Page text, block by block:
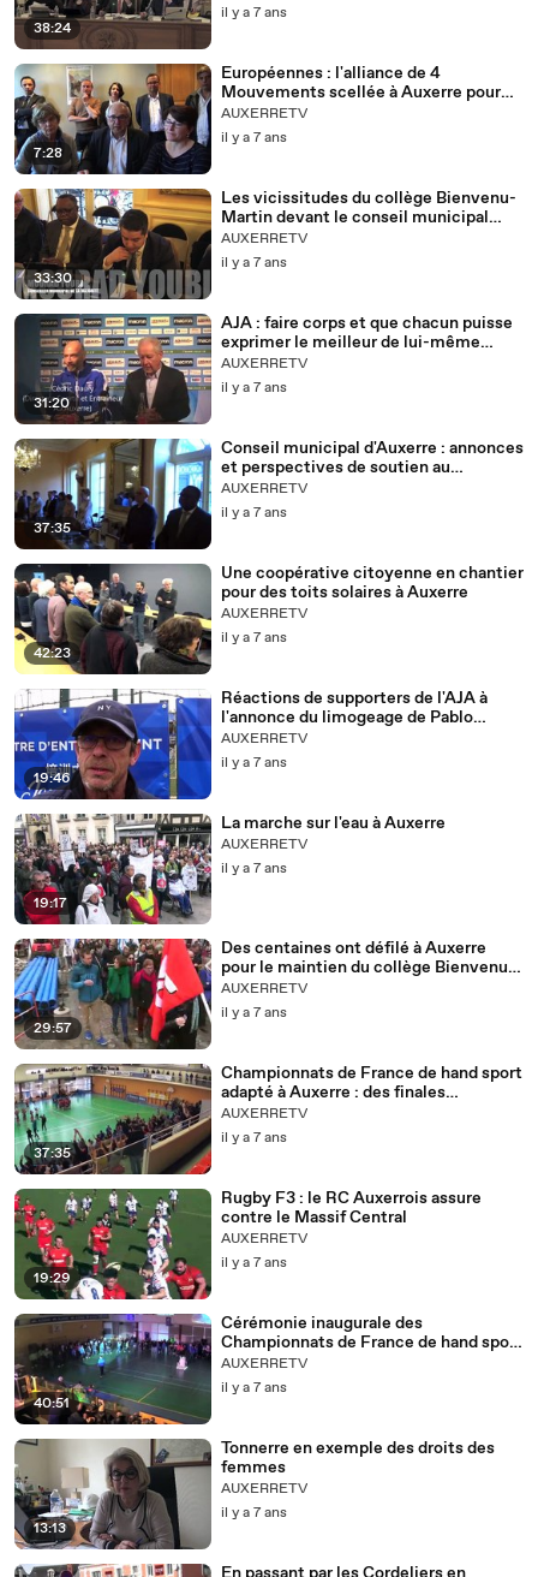
38:24
il y a 7 ans
7:28
Européennes : l'alliance de 4
Mouvements scellée à Auxerre pour
une Europe forte et intégrée et contre
les populismes
AUXERRETV
il y a 7 ans
33:30
Les vicissitudes du collège Bienvenu-
Martin devant le conseil municipal
d'Auxerre
AUXERRETV
il y a 7 ans
31:20
AJA : faire corps et que chacun puisse
exprimer le meilleur de lui-même
(Cédric Daury)
AUXERRETV
il y a 7 ans
37:35
Conseil municipal d'Auxerre : annonces
et perspectives de soutien au
commerce
AUXERRETV
il y a 7 ans
42:23
Une coopérative citoyenne en chantier
pour des toits solaires à Auxerre
AUXERRETV
il y a 7 ans
19:46
Réactions de supporters de l'AJA à
l'annonce du limogeage de Pablo
Correa
AUXERRETV
il y a 7 ans
19:17
La marche sur l'eau à Auxerre
AUXERRETV
il y a 7 ans
29:57
Des centaines ont défilé à Auxerre
pour le maintien du collège Bienvenu-
Martin
AUXERRETV
il y a 7 ans
37:35
Championnats de France de hand sport
adapté à Auxerre : des finales
disputées dominées par Bruges
AUXERRETV
il y a 7 ans
19:29
Rugby F3 : le RC Auxerrois assure
contre le Massif Central
AUXERRETV
il y a 7 ans
40:51
Cérémonie inaugurale des
Championnats de France de hand sport
adapté à Auxerre
AUXERRETV
il y a 7 ans
13:13
Tonnerre en exemple des droits des
femmes
AUXERRETV
il y a 7 ans